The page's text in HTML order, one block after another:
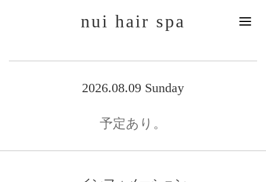
nui hair spa
2026.08.09 Sunday
予定あり。